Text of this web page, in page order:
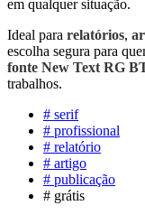
em qualquer situação.
Ideal para relatórios,
escolha segura para
fonte New Text RG
trabalhos.
# serif
# profissional
# relatório
# artigo
# publicação
# grátis